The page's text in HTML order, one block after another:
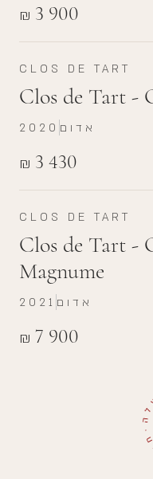
₪ 3 900
CLOS DE TART
Clos de Tart -
₪ 3 430
2020 אדום
CLOS DE TART
Clos de Tart -
Magnume
₪ 7 900
2021 אדום